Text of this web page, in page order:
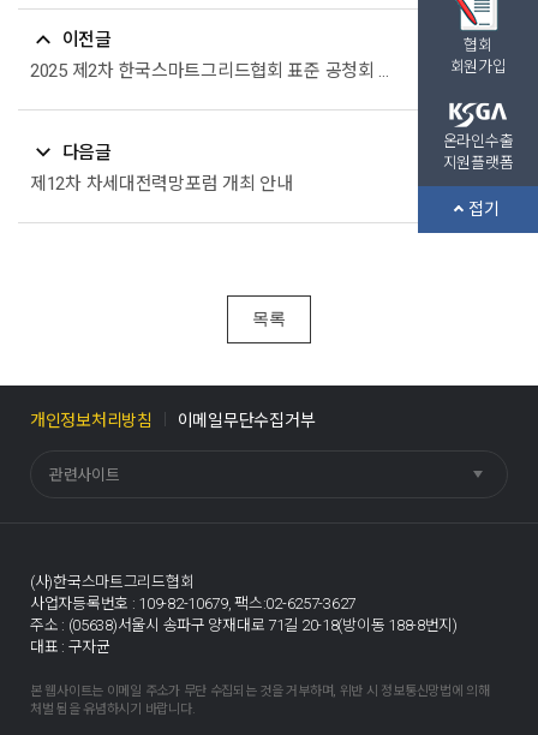
협회
회원가입
온라인수출
지원플랫폼
접기
이전글
2025 제2차 한국스마트그리드협회 표준 공청회 개최 안내(‘25.10.14)
다음글
제12차 차세대전력망포럼 개최 안내
목록
개인정보처리방침 이메일무단수집거부
관련사이트
(사)한국스마트그리드협회
사업자등록번호 : 109-82-10679, 팩스:02-6257-3627
주소 : (05638)서울시 송파구 양재대로 71길 20-18(방이동 188-8번지)
대표 : 구자균
본 웹사이트는 이메일 주소가 무단 수집되는 것을 거부하며, 위반 시 정보통신망법에 의해
처벌 됨을 유념하시기 바랍니다.